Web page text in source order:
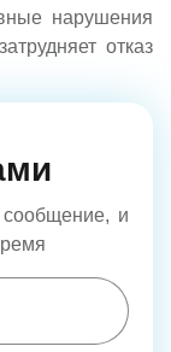
нарушения
отказ
и